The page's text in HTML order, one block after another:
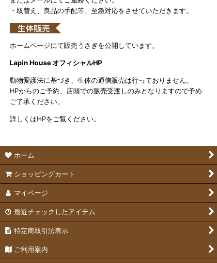
・取替え、良品の手配等、至急対応をさせていただきます。
ホームページにて販売うさぎを公開しています。
Lapin House オフィシャルHP
動物愛護法に基づき、生体の通信販売は行っておりません。
HPからのご予約、店頭での販売受渡しのみとなりますので予め
ご了承ください。
詳しくはHPをご覧ください。
ホーム
ショッピングカート
マイページ
最近チェックしたアイテム
特定商取引法表示
ご利用案内